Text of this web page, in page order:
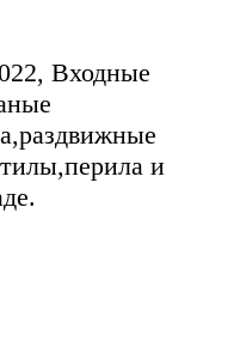
Входные
и